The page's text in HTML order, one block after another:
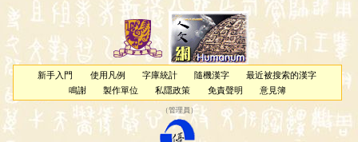
新手入門 使用凡例 字庫統計 隨機漢字
最近被搜索的漢字
鳴謝
製作單位 私隱政策 免責聲明 意見簿
（管理員 ）